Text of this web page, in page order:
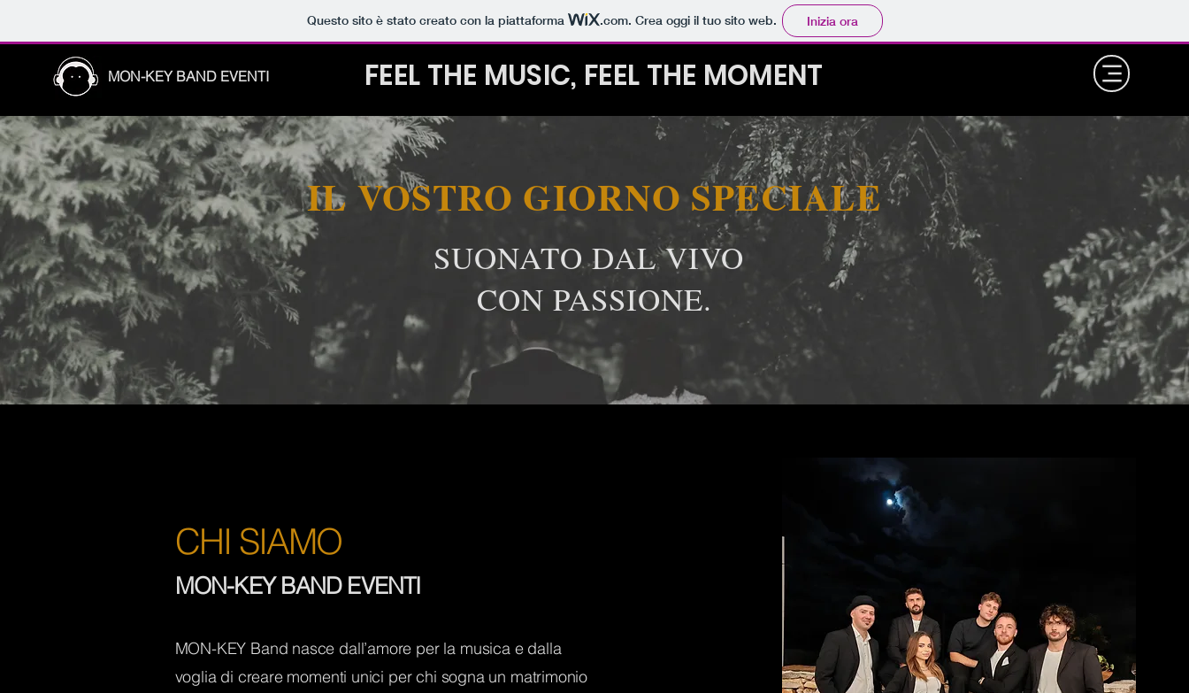
Questo sito è stato creato con la piattaforma .com. Crea oggi il tuo sito web. Inizia ora
MON-KEY BAND EVENTI FEEL THE MUSIC, FEEL THE MOMENT
IL VOSTRO GIORNO SPECIALE
SUONATO DAL VIVO
CON PASSIONE.
CHI SIAMO
MON-KEY BAND EVENTI
MON-KEY Band nasce dall’amore per la musica e dalla
voglia di creare momenti unici per chi sogna un matrimonio